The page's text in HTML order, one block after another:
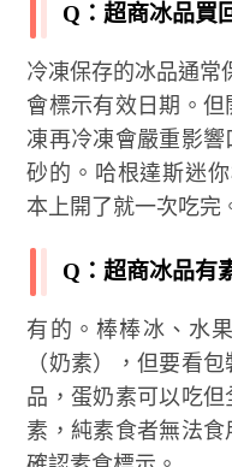
Q：超商冰品買
冷凍保存的冰品通常
會標示有效日期。
凍再冷凍會嚴重影
砂的。哈根達斯迷
本上開了就一次吃完
Q：超商冰品有
有的。棒棒冰、水
（奶素），但要看
品，蛋奶素可以吃
素，純素食者無法